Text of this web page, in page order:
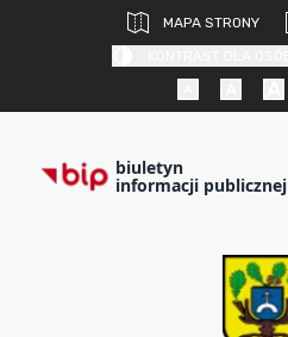
MAPA STRONY
biuletyn
informacji publicznej